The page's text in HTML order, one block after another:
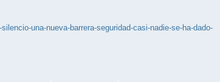
una-nueva-barrera-seguridad-casi-nadie-se-ha-dado-